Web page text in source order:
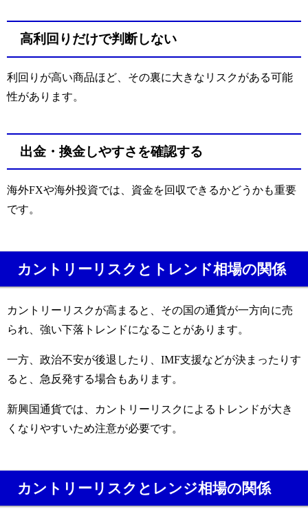
高利回りだけで判断しない
利回りが高い商品ほど、その裏に大きなリスクがある可能
性があります。
出金・換金しやすさを確認する
海外FXや海外投資では、資金を回収できるかどうかも重要
です。
カントリーリスクとトレンド相場の関係
カントリーリスクが高まると、その国の通貨が一方向に売
られ、強い下落トレンドになることがあります。
一方、政治不安が後退したり、IMF支援などが決まったりす
ると、急反発する場合もあります。
新興国通貨では、カントリーリスクによるトレンドが大き
くなりやすいため注意が必要です。
カントリーリスクとレンジ相場の関係